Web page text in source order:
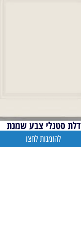
דלת סטנלי צבע שמנת
להזמנות לחצו